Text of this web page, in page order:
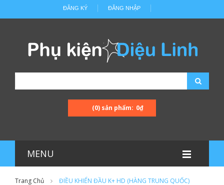
ĐĂNG NHẬP
ĐĂNG KÝ
(0) sản phẩm: 0₫
MENU
Trang Chủ ĐIỀU KHIỂN ĐẦU K+ HD (HÀNG TRUNG QUỐC)